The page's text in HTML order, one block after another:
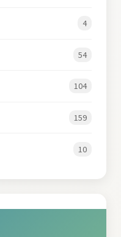
4
54
104
159
10